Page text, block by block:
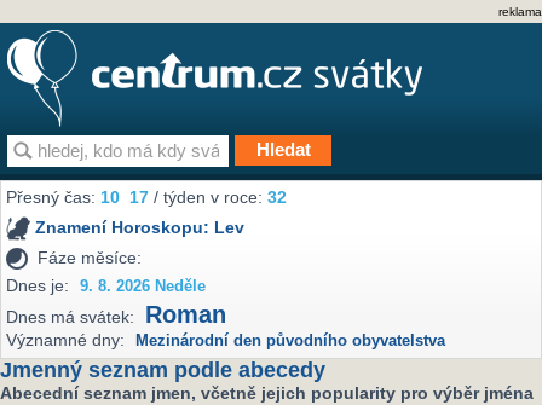
reklama
Přesný čas:10 17 / týden v roce:32
Znamení Horoskopu: Lev
Fáze měsíce:
Dnes je:
9. 8. 2026 Neděle
Dnes má svátek: Roman
Významné dny: Mezinárodní den původního obyvatelstva
Jmenný seznam podle abecedy
Abecední seznam jmen, včetně jejich popularity pro výběr jména